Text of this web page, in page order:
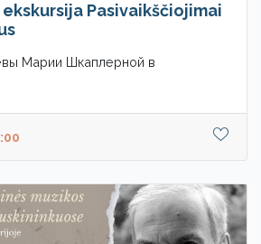
ekskursija Pasivaikščiojimai
Марии Шкаплерной в